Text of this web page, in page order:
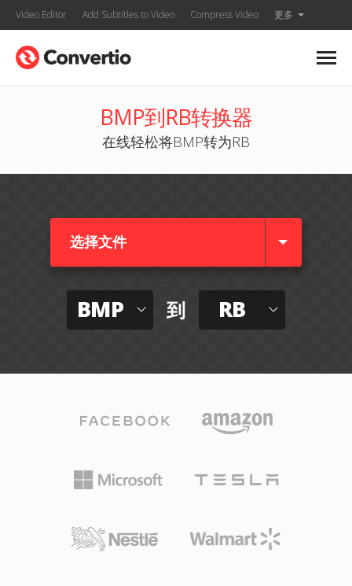
Video Editor Add Subtitles to Video Compress Video 更多
BMP到RB转换器
在线轻松将BMP转为RB
选择文件
BMP 到 RB